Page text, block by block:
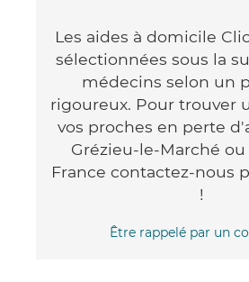
Les aides à domicile
sélectionnées sous la
médecins selon un
rigoureux. Pour trouver
vos proches en perte
Grézieu-le-Marché
France contactez-nous
!
Être rappelé par un